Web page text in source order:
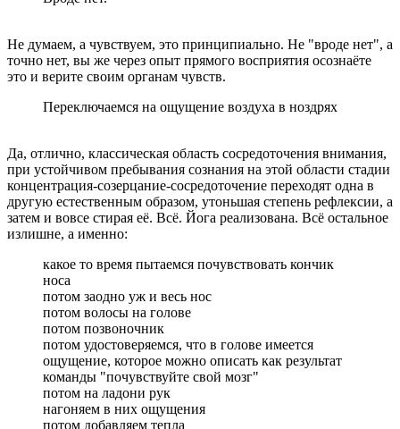
Не думаем, а чувствуем, это принципиально. Не "вроде нет", а
точно нет, вы же через опыт прямого восприятия осознаёте
это и верите своим органам чувств.
Переключаемся на ощущение воздуха в ноздрях
Да, отлично, классическая область сосредоточения внимания,
при устойчивом пребывания сознания на этой области стадии
концентрация-созерцание-сосредоточение переходят одна в
другую естественным образом, утоньшая степень рефлексии, а
затем и вовсе стирая её. Всё. Йога реализована. Всё остальное
излишне, а именно:
какое то время пытаемся почувствовать кончик
носа
потом заодно уж и весь нос
потом волосы на голове
потом позвоночник
потом удостоверяемся, что в голове имеется
ощущение, которое можно описать как результат
команды "почувствуйте свой мозг"
потом на ладони рук
нагоняем в них ощущения
потом добавляем тепла